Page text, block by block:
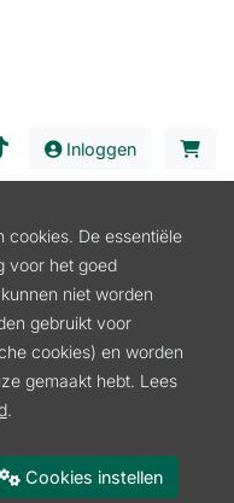
Inloggen
STEEN 350MM
cookies. De essentiële
voor het goed
niet worden
gebruikt voor
cookies) en worden
gemaakt hebt. Lees
.
Cookies instellen